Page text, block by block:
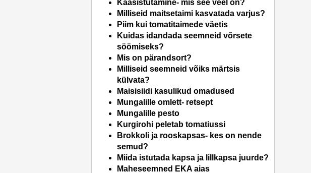
Kaasistutamine- mis see veel on?
Milliseid maitsetaimi kasvatada varjus?
Piim kui tomatitaimede väetis
Kuidas idandada seemneid võrsete
söömiseks?
Mis on pärandsort?
Milliseid seemneid võiks märtsis
külvata?
Maisisiidi kasulikud omadused
Mungalille omlett- retsept
Mungalille pesto
Kurgirohi peletab tomatiussi
Brokkoli ja rooskapsas- kes on nende
semud?
Miida istutada kapsa ja lillkapsa juurde?
Maheseemned EKA aias